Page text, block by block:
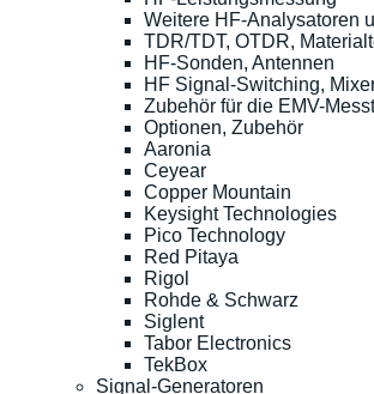
Weitere HF-Analysatoren
TDR/TDT, OTDR,
HF-Sonden, Antennen
HF Signal-Switching,
Zubehör für die EMV-
Optionen, Zubehör
Aaronia
Ceyear
Copper Mountain
Keysight Technologies
Pico Technology
Red Pitaya
Rigol
Rohde & Schwarz
Siglent
Tabor Electronics
TekBox
Signal-Generatoren